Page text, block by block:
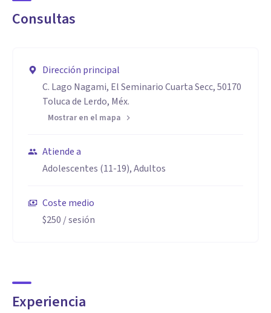
Consultas
Dirección principal
C. Lago Nagami, El Seminario Cuarta Secc, 50170
Toluca de Lerdo, Méx.
Mostrar en el mapa
Atiende a
Adolescentes (11-19), Adultos
Coste medio
$250 / sesión
Experiencia